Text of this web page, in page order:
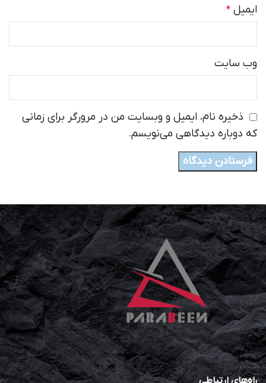
ایمیل *
وب‌ سایت
ذخیره نام، ایمیل و وبسایت من در مرورگر برای زمانی
که دوباره دیدگاهی می‌نویسم.
راه‌های ارتباطی